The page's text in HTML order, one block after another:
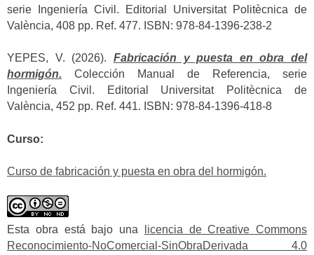
serie Ingeniería Civil. Editorial Universitat Politècnica de
València, 408 pp. Ref. 477. ISBN: 978-84-1396-238-2
YEPES, V. (2026). Fabricación y puesta en obra del
hormigón. Colección Manual de Referencia, serie
Ingeniería Civil. Editorial Universitat Politècnica de
València, 452 pp. Ref. 441. ISBN: 978-84-1396-418-8
Curso:
Curso de fabricación y puesta en obra del hormigón.
Esta obra está bajo una
licencia de Creative Commons
Reconocimiento-NoComercial-SinObraDerivada 4.0